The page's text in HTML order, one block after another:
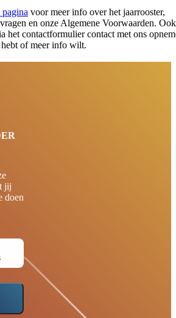
voor meer info over het jaarrooster,
en onze Algemene Voorwaarden. Ook
het contactformulier contact met ons
of meer info wilt.
jij
doen